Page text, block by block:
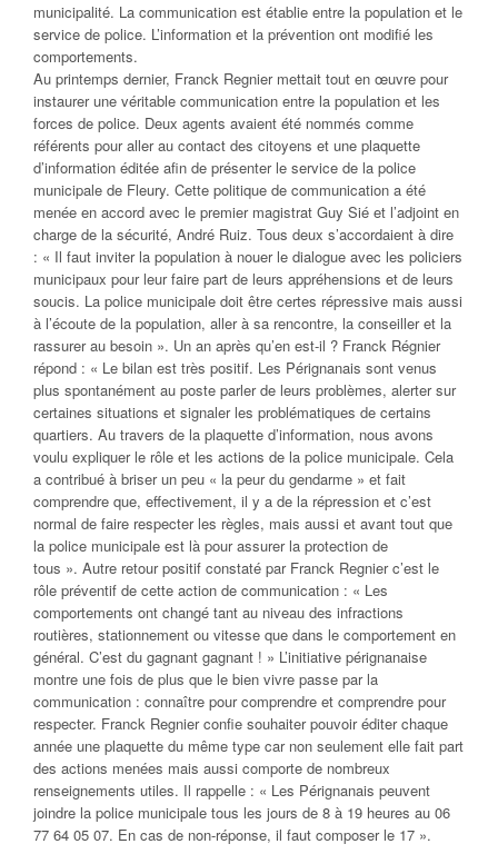
municipalité. La communication est établie entre la population et le
service de police. L’information et la prévention ont modifié les
comportements.
Au printemps dernier, Franck Regnier mettait tout en œuvre pour
instaurer une véritable communication entre la population et les
forces de police. Deux agents avaient été nommés comme
référents pour aller au contact des citoyens et une plaquette
d’information éditée afin de présenter le service de la police
municipale de Fleury. Cette politique de communication a été
menée en accord avec le premier magistrat Guy Sié et l’adjoint en
charge de la sécurité, André Ruiz. Tous deux s’accordaient à dire
: « Il faut inviter la population à nouer le dialogue avec les policiers
municipaux pour leur faire part de leurs appréhensions et de leurs
soucis. La police municipale doit être certes répressive mais aussi
à l’écoute de la population, aller à sa rencontre, la conseiller et la
rassurer au besoin ». Un an après qu’en est-il ? Franck Régnier
répond : « Le bilan est très positif. Les Pérignanais sont venus
plus spontanément au poste parler de leurs problèmes, alerter sur
certaines situations et signaler les problématiques de certains
quartiers. Au travers de la plaquette d’information, nous avons
voulu expliquer le rôle et les actions de la police municipale. Cela
a contribué à briser un peu « la peur du gendarme » et fait
comprendre que, effectivement, il y a de la répression et c’est
normal de faire respecter les règles, mais aussi et avant tout que
la police municipale est là pour assurer la protection de
tous ». Autre retour positif constaté par Franck Regnier c’est le
rôle préventif de cette action de communication : « Les
comportements ont changé tant au niveau des infractions
routières, stationnement ou vitesse que dans le comportement en
général. C’est du gagnant gagnant ! » L’initiative pérignanaise
montre une fois de plus que le bien vivre passe par la
communication : connaître pour comprendre et comprendre pour
respecter. Franck Regnier confie souhaiter pouvoir éditer chaque
année une plaquette du même type car non seulement elle fait part
des actions menées mais aussi comporte de nombreux
renseignements utiles. Il rappelle : « Les Pérignanais peuvent
joindre la police municipale tous les jours de 8 à 19 heures au 06
77 64 05 07. En cas de non-réponse, il faut composer le 17 ».